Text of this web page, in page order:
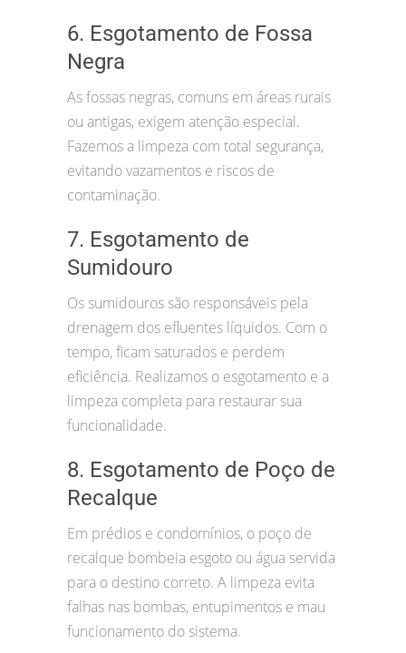
6. Esgotamento de Fossa
Negra
As fossas negras, comuns em áreas rurais
ou antigas, exigem atenção especial.
Fazemos a limpeza com total segurança,
evitando vazamentos e riscos de
contaminação.
7. Esgotamento de
Sumidouro
Os sumidouros são responsáveis pela
drenagem dos efluentes líquidos. Com o
tempo, ficam saturados e perdem
eficiência. Realizamos o esgotamento e a
limpeza completa para restaurar sua
funcionalidade.
8. Esgotamento de Poço de
Recalque
Em prédios e condomínios, o poço de
recalque bombeia esgoto ou água servida
para o destino correto. A limpeza evita
falhas nas bombas, entupimentos e mau
funcionamento do sistema.